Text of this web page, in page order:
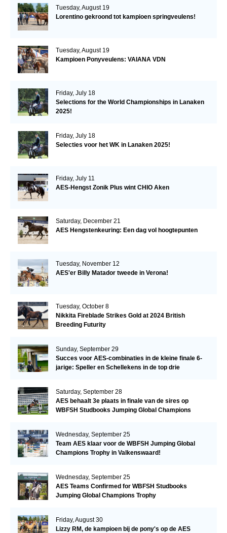
Tuesday, August 19
Lorentino gekroond tot kampioen springveulens!
Tuesday, August 19
Kampioen Ponyveulens: VAIANA VDN
Friday, July 18
Selections for the World Championships in Lanaken
2025!
Friday, July 18
Selecties voor het WK in Lanaken 2025!
Friday, July 11
AES-Hengst Zonik Plus wint CHIO Aken
Saturday, December 21
AES Hengstenkeuring: Een dag vol hoogtepunten
Tuesday, November 12
AES'er Billy Matador tweede in Verona!
Tuesday, October 8
Nikkita Fireblade Strikes Gold at 2024 British
Breeding Futurity
Sunday, September 29
Succes voor AES-combinaties in de kleine finale 6-
jarige: Speller en Schellekens in de top drie
Saturday, September 28
AES behaalt 3e plaats in finale van de sires op
WBFSH Studbooks Jumping Global Champions
Wednesday, September 25
Team AES klaar voor de WBFSH Jumping Global
Champions Trophy in Valkenswaard!
Wednesday, September 25
AES Teams Confirmed for WBFSH Studbooks
Jumping Global Champions Trophy
Friday, August 30
Lizzy RM, de kampioen bij de pony's op de AES